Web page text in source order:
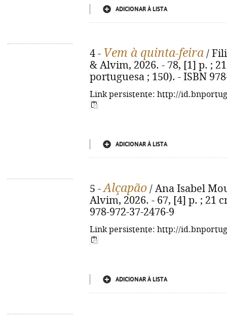
ADICIONAR À LISTA
4 - Vem à quinta-feira /
& Alvim, 2026. - 78, [1] p. ;
portuguesa ; 150). - ISBN
Link persistente: http://
ADICIONAR À LISTA
5 -Alçapão / Ana Isabel
Alvim, 2026. - 67, [4] p. ; 21
978-972-37-2476-9
Link persistente: http://
ADICIONAR À LISTA